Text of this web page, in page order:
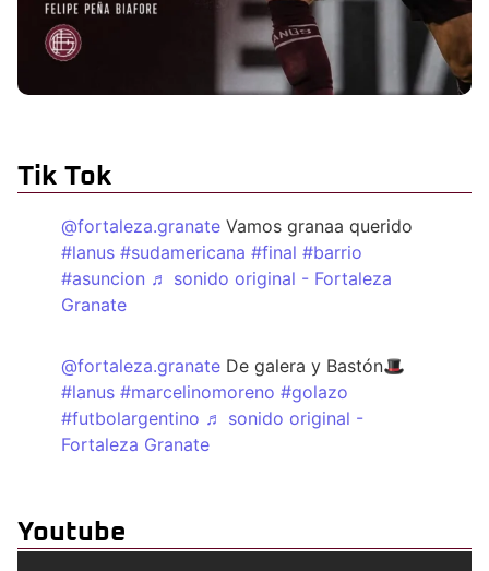
Tik Tok
@fortaleza.granate Vamos granaa querido
#lanus #sudamericana #final #barrio
#asuncion ♬ sonido original - Fortaleza
Granate
@fortaleza.granate De galera y Bastón🎩
#lanus #marcelinomoreno #golazo
#futbolargentino ♬ sonido original -
Fortaleza Granate
Youtube